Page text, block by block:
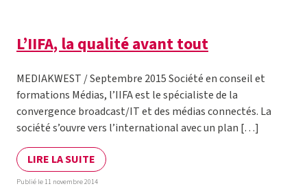
L’IIFA, la qualité avant tout
MEDIAKWEST / Septembre 2015 Société en conseil et
formations Médias, l’IIFA est le spécialiste de la
convergence broadcast/IT et des médias connectés. La
société s’ouvre vers l’international avec un plan […]
LIRE LA SUITE
Publié le 11 novembre 2014